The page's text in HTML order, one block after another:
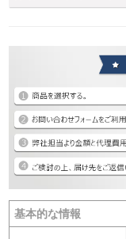
基本的な情報